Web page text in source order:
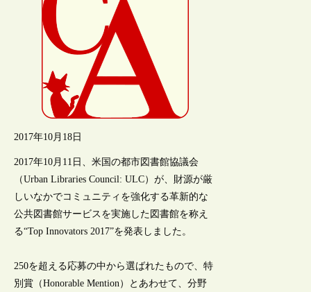
2017年10月18日
2017年10月11日、米国の都市図書館協議会
（Urban Libraries Council: ULC）が、財源が厳
しいなかでコミュニティを強化する革新的な
公共図書館サービスを実施した図書館を称え
る“Top Innovators 2017”を発表しました。
250を超える応募の中から選ばれたもので、特
別賞（Honorable Mention）とあわせて、分野